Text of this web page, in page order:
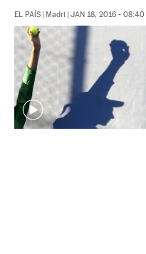
EL PAÍS | Madri | JAN 18, 2016 - 08:40